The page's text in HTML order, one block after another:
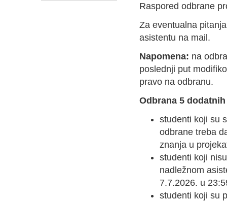
Raspored odbrane
Za eventualna
asistentu na mail.
Napomena: na
poslednji put
pravo na odbranu.
Odbrana 5
studenti koji su
odbrane treba
znanja u
studenti koji
nadležnom
7.7.2026. u
studenti koji su